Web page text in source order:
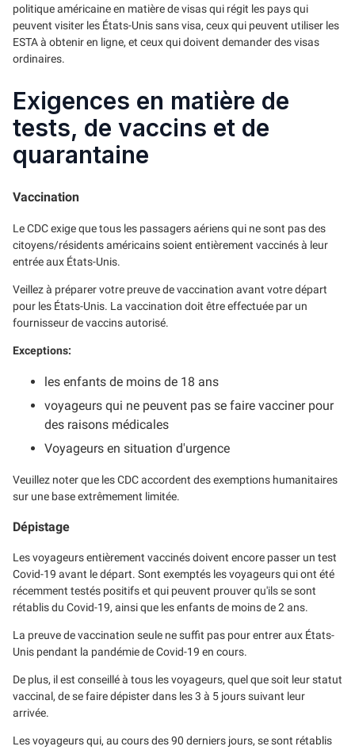
politique américaine en matière de visas qui régit les pays qui
peuvent visiter les États-Unis sans visa, ceux qui peuvent utiliser les
ESTA à obtenir en ligne, et ceux qui doivent demander des visas
ordinaires.
Exigences en matière de
tests, de vaccins et de
quarantaine
Vaccination
Le CDC exige que tous les passagers aériens qui ne sont pas des
citoyens/résidents américains soient entièrement vaccinés à leur
entrée aux États-Unis.
Veillez à préparer votre preuve de vaccination avant votre départ
pour les États-Unis. La vaccination doit être effectuée par un
fournisseur de vaccins autorisé.
Exceptions:
les enfants de moins de 18 ans
voyageurs qui ne peuvent pas se faire vacciner pour
des raisons médicales
Voyageurs en situation d'urgence
Veuillez noter que les CDC accordent des exemptions humanitaires
sur une base extrêmement limitée.
Dépistage
Les voyageurs entièrement vaccinés doivent encore passer un test
Covid-19 avant le départ. Sont exemptés les voyageurs qui ont été
récemment testés positifs et qui peuvent prouver qu'ils se sont
rétablis du Covid-19, ainsi que les enfants de moins de 2 ans.
La preuve de vaccination seule ne suffit pas pour entrer aux États-
Unis pendant la pandémie de Covid-19 en cours.
De plus, il est conseillé à tous les voyageurs, quel que soit leur statut
vaccinal, de se faire dépister dans les 3 à 5 jours suivant leur
arrivée.
Les voyageurs qui, au cours des 90 derniers jours, se sont rétablis